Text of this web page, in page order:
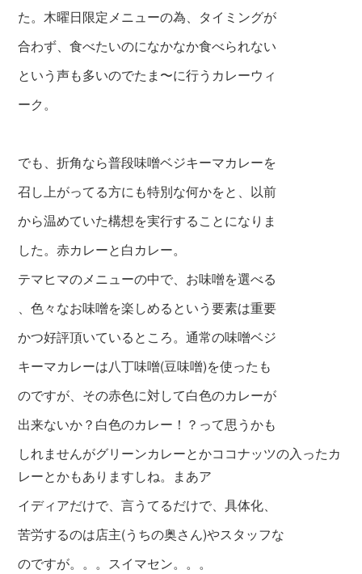
た。木曜日限定メニューの為、タイミングが
合わず、食べたいのになかなか食べられない
という声も多いのでたま〜に行うカレーウィ
ーク。
でも、折角なら普段味噌ベジキーマカレーを
召し上がってる方にも特別な何かをと、以前
から温めていた構想を実行することになりま
した。赤カレーと白カレー。
テマヒマのメニューの中で、お味噌を選べる
、色々なお味噌を楽しめるという要素は重要
かつ好評頂いているところ。通常の味噌ベジ
キーマカレーは八丁味噌(豆味噌)を使ったも
のですが、その赤色に対して白色のカレーが
出来ないか？白色のカレー！？って思うかも
しれませんがグリーンカレーとかココナッツの入ったカ
レーとかもありますしね。まあア
イディアだけで、言うてるだけで、具体化、
苦労するのは店主(う ちの奥さん)やスタッフな
のですが。。。スイマセン。。。